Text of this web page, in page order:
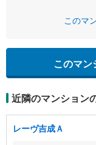
このマ
このマン
近隣のマンション
レーヴ吉成Ａ